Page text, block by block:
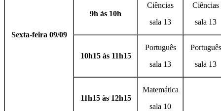
Sexta-feira 09/09
9h às 10h
Ciências
sala 13
Ciências
sala 13
10h15 às 11h15
Português
sala 13
Português
sala 13
11h15 às 12h15
Matemática
sala 10